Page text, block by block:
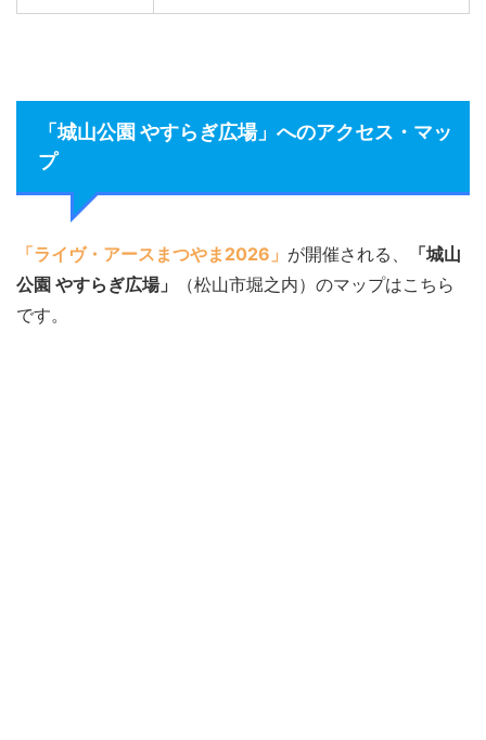
「城山公園 やすらぎ広場」へのアクセス・マッ
プ
「ライヴ・アースまつやま2026」 が開催される、
「城山
公園 やすらぎ広場」
（松山市堀之内）のマップはこちら
です。